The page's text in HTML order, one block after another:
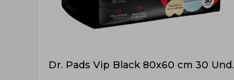
Dr. Pads Vip Black 80x60 cm 30 Und.